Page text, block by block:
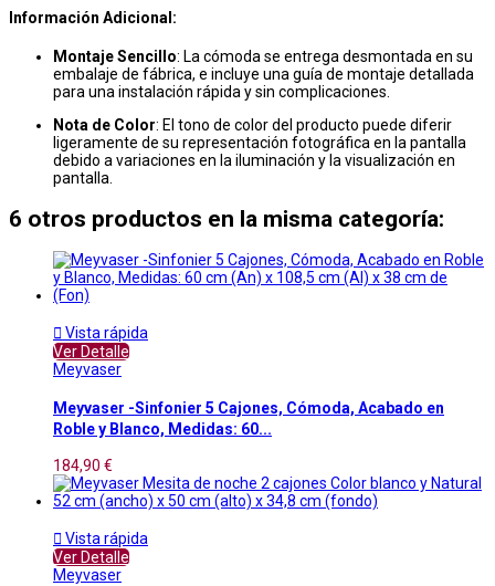
Información Adicional:
Montaje Sencillo: La cómoda se entrega desmontada en su
embalaje de fábrica, e incluye una guía de montaje detallada
para una instalación rápida y sin complicaciones.
Nota de Color: El tono de color del producto puede diferir
ligeramente de su representación fotográfica en la pantalla
debido a variaciones en la iluminación y la visualización en
pantalla.
6 otros productos en la misma categoría:
 Vista rápida
Ver Detalle
Meyvaser
Meyvaser -Sinfonier 5 Cajones, Cómoda, Acabado en
Roble y Blanco, Medidas: 60...
184,90 €
 Vista rápida
Ver Detalle
Meyvaser